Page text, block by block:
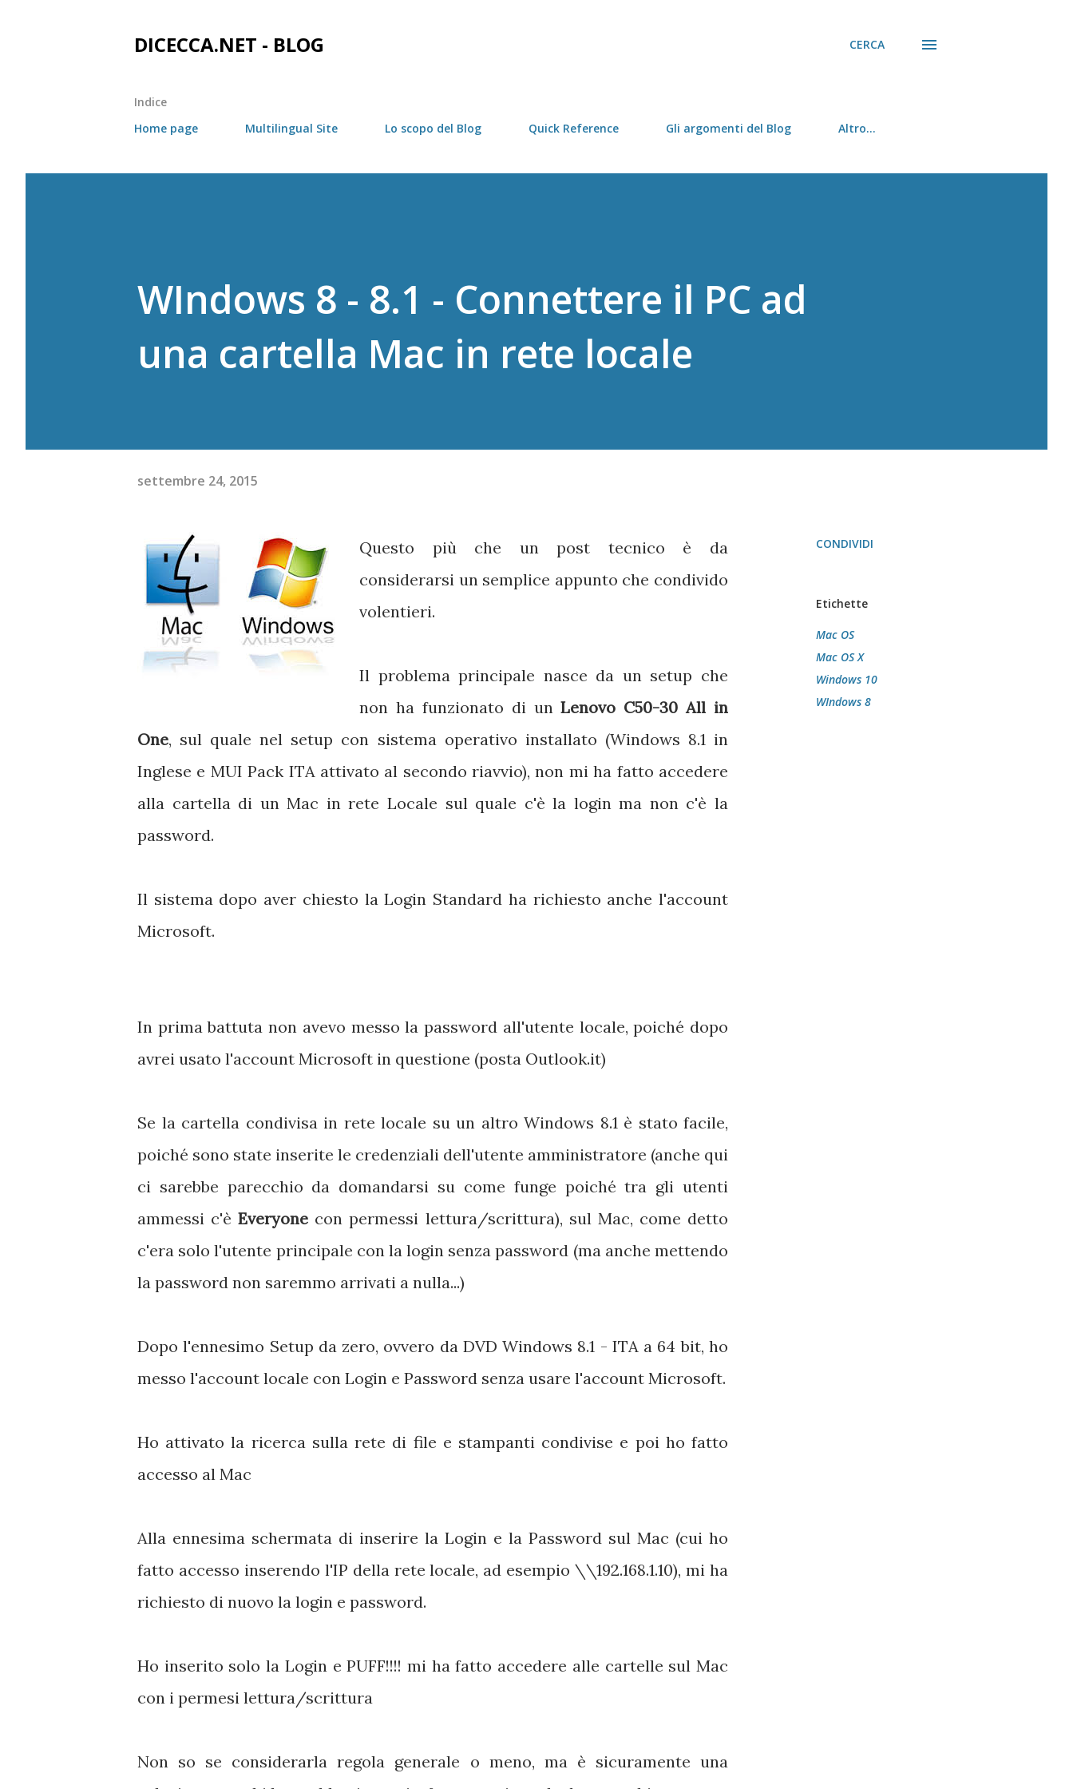
DICECCA.NET - BLOG CERCA
Indice
Home page
Multilingual Site Lo scopo del Blog Quick Reference Gli argomenti del Blog Altro…
WIndows 8 - 8.1 - Connettere il PC ad
una cartella Mac in rete locale
settembre 24, 2015
Questo più che un post tecnico è da
considerarsi un semplice appunto che condivido
volentieri.
Il problema principale nasce da un setup che
non ha funzionato di unLenovo C50-30 All in
One, sul quale nel setup con sistema operativo installato (Windows 8.1 in
Inglese e MUI Pack ITA attivato al secondo riavvio), non mi ha fatto accedere
alla cartella di un Mac in rete Locale sul quale c'è la login ma non c'è la
password.
Il sistema dopo aver chiesto la Login Standard ha richiesto anche l'account
Microsoft.
In prima battuta non avevo messo la password all'utente locale, poiché dopo
avrei usato l'account Microsoft in questione (posta Outlook.it)
Se la cartella condivisa in rete locale su un altro Windows 8.1 è stato facile,
poiché sono state inserite le credenziali dell'utente amministratore (anche qui
ci sarebbe parecchio da domandarsi su come funge poiché tra gli utenti
ammessi c'èEveryone con permessi lettura/scrittura), sul Mac, come detto
c'era solo l'utente principale con la login senza password (ma anche mettendo
la password non saremmo arrivati a nulla...)
Dopo l'ennesimo Setup da zero, ovvero da DVD Windows 8.1 - ITA a 64 bit, ho
messo l'account locale con Login e Password senza usare l'account Microsoft.
Ho attivato la ricerca sulla rete di file e stampanti condivise e poi ho fatto
accesso al Mac
Alla ennesima schermata di inserire la Login e la Password sul Mac (cui ho
fatto accesso inserendo l'IP della rete locale, ad esempio \\192.168.1.10), mi ha
richiesto di nuovo la login e password.
Ho inserito solo la Login e PUFF!!!! mi ha fatto accedere alle cartelle sul Mac
con i permesi lettura/scrittura
Non so se considerarla regola generale o meno, ma è sicuramente una
CONDIVIDI
Etichette
Mac OS
Mac OS X
Windows 10
WIndows 8